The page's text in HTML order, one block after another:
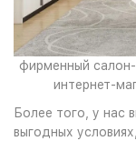
фирменный салон-
интернет-
Более того, у нас
выгодных